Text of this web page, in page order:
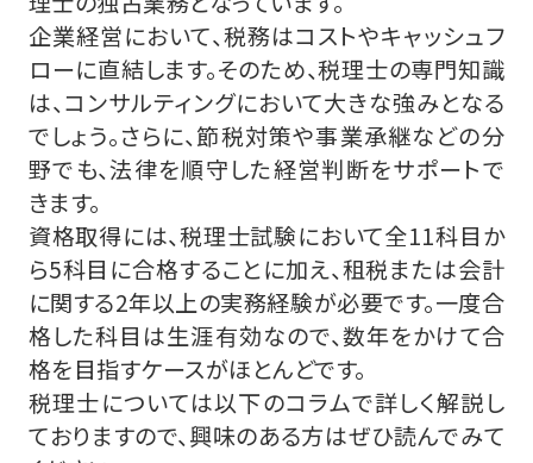
企業経営において、税務はコストやキャッシュフ
ローに直結します。そのため、税理士の専門知識
は、コンサルティングにおいて大きな強みとなる
でしょう。さらに、節税対策や事業承継などの分
野でも、法律を順守した経営判断をサポートで
きます。
資格取得には、税理士試験において全11科目か
ら5科目に合格することに加え、租税または会計
に関する2年以上の実務経験が必要です。一度合
格した科目は生涯有効なので、数年をかけて合
格を目指すケースがほとんどです。
税理士については以下のコラムで詳しく解説し
ておりますので、興味のある方はぜひ読んでみて